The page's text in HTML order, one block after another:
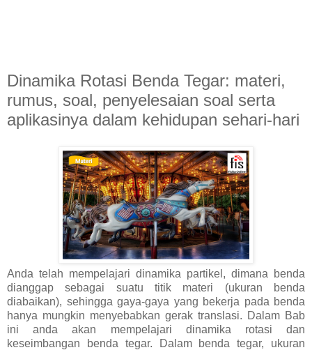
Dinamika Rotasi Benda Tegar: materi,
rumus, soal, penyelesaian soal serta
aplikasinya dalam kehidupan sehari-hari
Anda telah mempelajari dinamika partikel, dimana benda
dianggap sebagai suatu titik materi (ukuran benda
diabaikan), sehingga gaya-gaya yang bekerja pada benda
hanya mungkin menyebabkan gerak translasi. Dalam Bab
ini anda akan mempelajari dinamika rotasi dan
keseimbangan benda tegar. Dalam benda tegar, ukuran